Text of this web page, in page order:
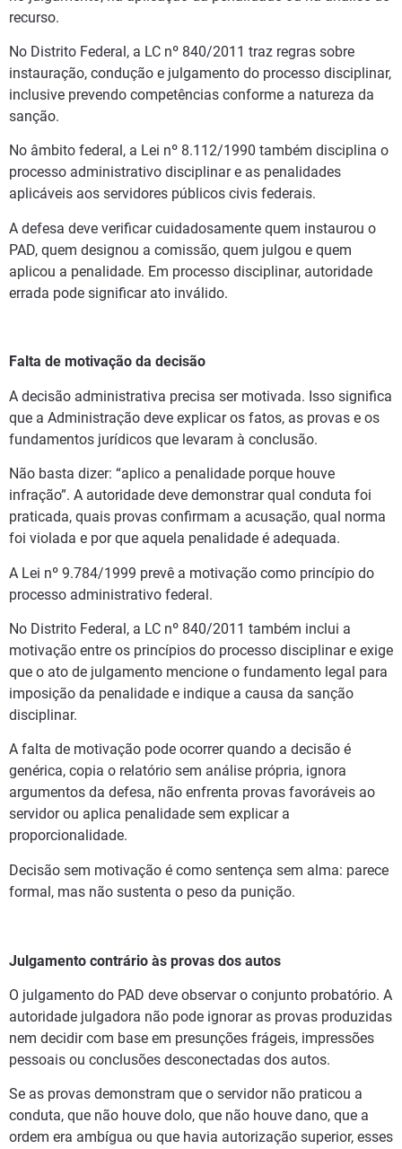
recurso.
No Distrito Federal, a LC nº 840/2011 traz regras sobre
instauração, condução e julgamento do processo disciplinar,
inclusive prevendo competências conforme a natureza da
sanção.
No âmbito federal, a Lei nº 8.112/1990 também disciplina o
processo administrativo disciplinar e as penalidades
aplicáveis aos servidores públicos civis federais.
A defesa deve verificar cuidadosamente quem instaurou o
PAD, quem designou a comissão, quem julgou e quem
aplicou a penalidade. Em processo disciplinar, autoridade
errada pode significar ato inválido.
Falta de motivação da decisão
A decisão administrativa precisa ser motivada. Isso significa
que a Administração deve explicar os fatos, as provas e os
fundamentos jurídicos que levaram à conclusão.
Não basta dizer: “aplico a penalidade porque houve
infração”. A autoridade deve demonstrar qual conduta foi
praticada, quais provas confirmam a acusação, qual norma
foi violada e por que aquela penalidade é adequada.
A Lei nº 9.784/1999 prevê a motivação como princípio do
processo administrativo federal.
No Distrito Federal, a LC nº 840/2011 também inclui a
motivação entre os princípios do processo disciplinar e exige
que o ato de julgamento mencione o fundamento legal para
imposição da penalidade e indique a causa da sanção
disciplinar.
A falta de motivação pode ocorrer quando a decisão é
genérica, copia o relatório sem análise própria, ignora
argumentos da defesa, não enfrenta provas favoráveis ao
servidor ou aplica penalidade sem explicar a
proporcionalidade.
Decisão sem motivação é como sentença sem alma: parece
formal, mas não sustenta o peso da punição.
Julgamento contrário às provas dos autos
O julgamento do PAD deve observar o conjunto probatório. A
autoridade julgadora não pode ignorar as provas produzidas
nem decidir com base em presunções frágeis, impressões
pessoais ou conclusões desconectadas dos autos.
Se as provas demonstram que o servidor não praticou a
conduta, que não houve dolo, que não houve dano, que a
ordem era ambígua ou que havia autorização superior, esses